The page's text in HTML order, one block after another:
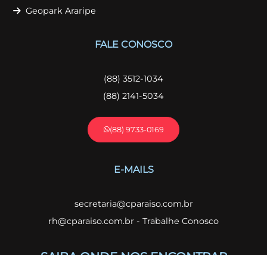
Geopark Araripe
FALE CONOSCO
(88) 3512-1034
(88) 2141-5034
(88) 9733-0169
E-MAILS
secretaria@cparaiso.com.br
rh@cparaiso.com.br - Trabalhe Conosco